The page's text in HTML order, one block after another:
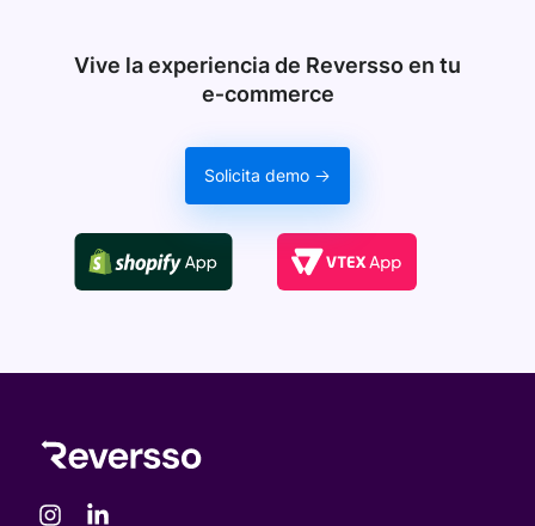
Vive la experiencia de Reversso en tu
e‑commerce
Solicita demo